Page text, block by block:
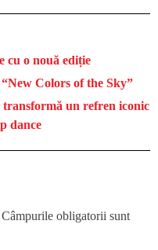
cu o nouă ediție
Colors of the Sky”
un refren iconic
dance
Câmpurile obligatorii sunt